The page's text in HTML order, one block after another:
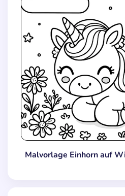
Malvorlage Einhorn auf